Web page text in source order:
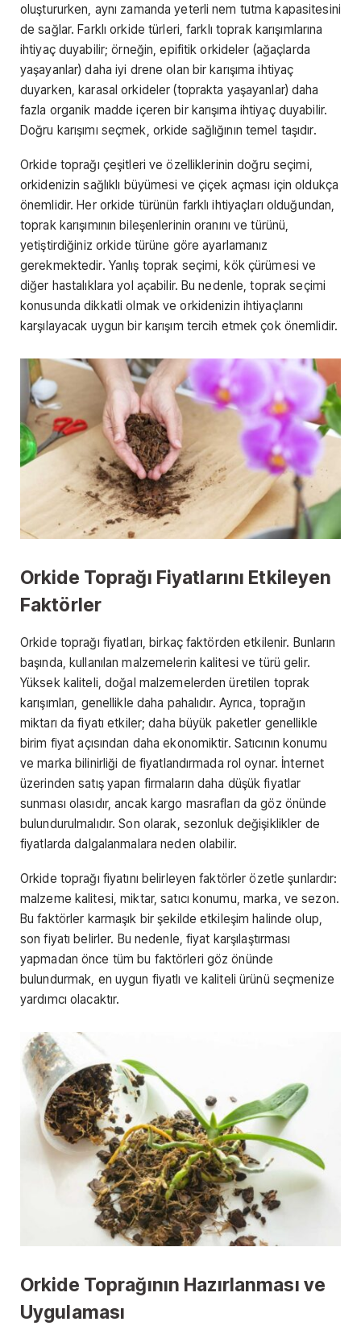
oluştururken, aynı zamanda yeterli nem tutma kapasitesini
de sağlar. Farklı orkide türleri, farklı toprak karışımlarına
ihtiyaç duyabilir; örneğin, epifitik orkideler (ağaçlarda
yaşayanlar) daha iyi drene olan bir karışıma ihtiyaç
duyarken, karasal orkideler (toprakta yaşayanlar) daha
fazla organik madde içeren bir karışıma ihtiyaç duyabilir.
Doğru karışımı seçmek, orkide sağlığının temel taşıdır.
Orkide toprağı çeşitleri ve özelliklerinin doğru seçimi,
orkidenizin sağlıklı büyümesi ve çiçek açması için oldukça
önemlidir. Her orkide türünün farklı ihtiyaçları olduğundan,
toprak karışımının bileşenlerinin oranını ve türünü,
yetiştirdiğiniz orkide türüne göre ayarlamanız
gerekmektedir. Yanlış toprak seçimi, kök çürümesi ve
diğer hastalıklara yol açabilir. Bu nedenle, toprak seçimi
konusunda dikkatli olmak ve orkidenizin ihtiyaçlarını
karşılayacak uygun bir karışım tercih etmek çok önemlidir.
Orkide Toprağı Fiyatlarını Etkileyen
Faktörler
Orkide toprağı fiyatları, birkaç faktörden etkilenir. Bunların
başında, kullanılan malzemelerin kalitesi ve türü gelir.
Yüksek kaliteli, doğal malzemelerden üretilen toprak
karışımları, genellikle daha pahalıdır. Ayrıca, toprağın
miktarı da fiyatı etkiler; daha büyük paketler genellikle
birim fiyat açısından daha ekonomiktir. Satıcının konumu
ve marka bilinirliği de fiyatlandırmada rol oynar. İnternet
üzerinden satış yapan firmaların daha düşük fiyatlar
sunması olasıdır, ancak kargo masrafları da göz önünde
bulundurulmalıdır. Son olarak, sezonluk değişiklikler de
fiyatlarda dalgalanmalara neden olabilir.
Orkide toprağı fiyatını belirleyen faktörler özetle şunlardır:
malzeme kalitesi, miktar, satıcı konumu, marka, ve sezon.
Bu faktörler karmaşık bir şekilde etkileşim halinde olup,
son fiyatı belirler. Bu nedenle, fiyat karşılaştırması
yapmadan önce tüm bu faktörleri göz önünde
bulundurmak, en uygun fiyatlı ve kaliteli ürünü seçmenize
yardımcı olacaktır.
Orkide Toprağının Hazırlanması ve
Uygulaması